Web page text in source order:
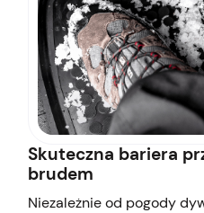
Skuteczna bariera
brudem
Niezależnie od pogody